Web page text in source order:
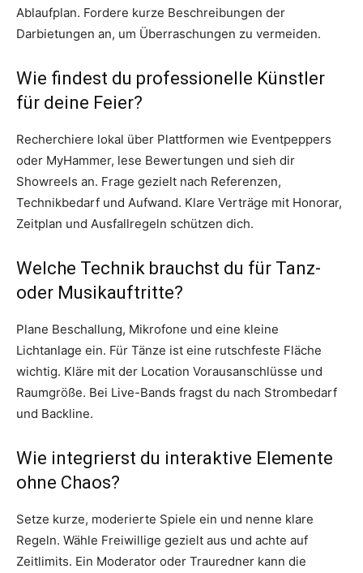
Ablaufplan. Fordere kurze Beschreibungen der
Darbietungen an, um Überraschungen zu vermeiden.
Wie findest du professionelle Künstler
für deine Feier?
Recherchiere lokal über Plattformen wie Eventpeppers
oder MyHammer, lese Bewertungen und sieh dir
Showreels an. Frage gezielt nach Referenzen,
Technikbedarf und Aufwand. Klare Verträge mit Honorar,
Zeitplan und Ausfallregeln schützen dich.
Welche Technik brauchst du für Tanz-
oder Musikauftritte?
Plane Beschallung, Mikrofone und eine kleine
Lichtanlage ein. Für Tänze ist eine rutschfeste Fläche
wichtig. Kläre mit der Location Vorausanschlüsse und
Raumgröße. Bei Live-Bands fragst du nach Strombedarf
und Backline.
Wie integrierst du interaktive Elemente
ohne Chaos?
Setze kurze, moderierte Spiele ein und nenne klare
Regeln. Wähle Freiwillige gezielt aus und achte auf
Zeitlimits. Ein Moderator oder Trauredner kann die